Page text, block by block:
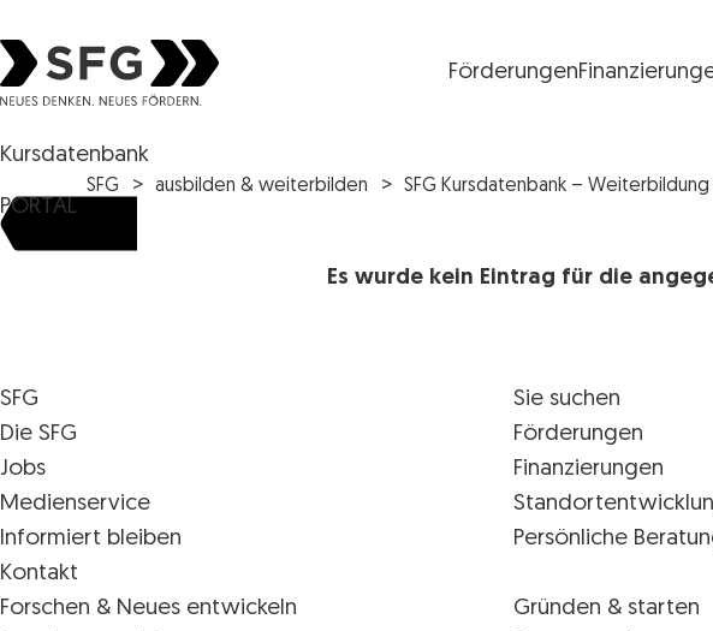
Förderungen
PORTAL
Kursdatenbank
SFG ausbilden & weiterbilden SFG Kursdatenbank – Weiterbildung
Es wurde kein Eintrag für die
SFG
Die SFG
Jobs
Medienservice
Informiert bleiben
Kontakt
Sie suchen
Förderungen
Finanzierungen
Persönliche
Forschen & Neues entwickeln
Gründen & starten